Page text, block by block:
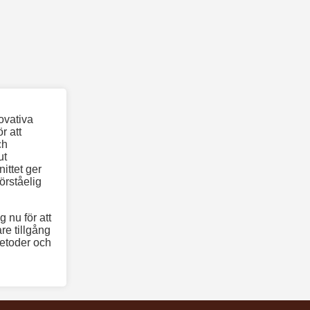
att
ger
nu för att
tillgång
och